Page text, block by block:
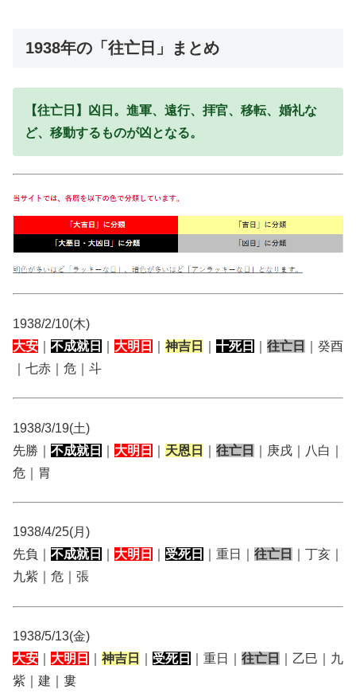
1938年の「往亡日」まとめ
【往亡日】凶日。進軍、遠行、拝官、移転、婚礼な
ど、移動するものが凶となる。
1938/2/10(木)
大安
不成就日 大明日 神吉日 十死日 往亡日
｜癸酉
｜七赤｜危｜斗
1938/3/19(土)
先勝｜ 不成就日 大明日 天恩日 往亡日
｜庚戌｜八白｜
危｜胃
1938/4/25(月)
先負｜ 不成就日 大明日 受死日 ｜重日｜ 往亡日
｜丁亥｜
九紫｜危｜張
1938/5/13(金)
大安
大明日 神吉日 受死日 ｜重日｜ 往亡日
｜乙巳｜九
紫｜建｜婁